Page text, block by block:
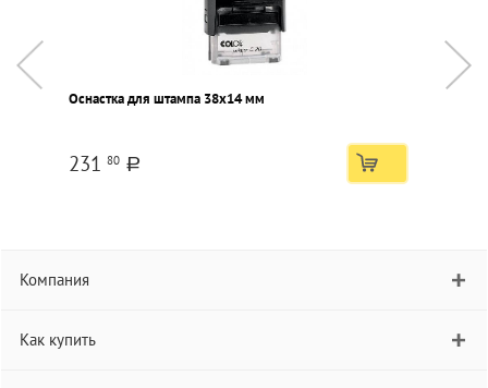
Оснастка для штампа 38х14 мм
231 80 a
Компания
Как купить